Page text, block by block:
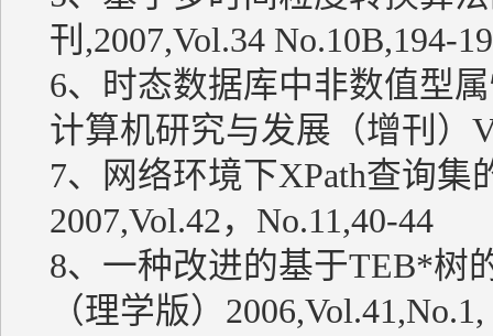
刊,2007,Vol.34 No.10B,194-
6、时态数据库中非数值型
计算机研究与发展（增刊）
7、网络环境下XPath查询
2007,Vol.42，No.11,40-44
8、一种改进的基于TEB*树
（理学版）